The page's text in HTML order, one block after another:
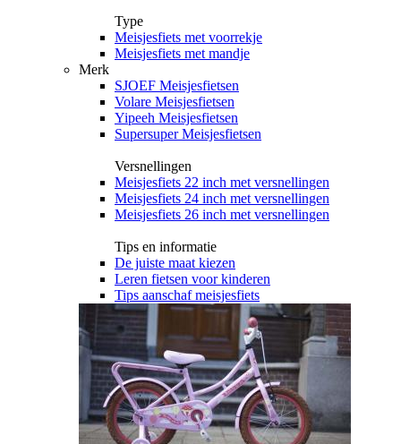
Type
Meisjesfiets met voorrekje
Meisjesfiets met mandje
Merk
SJOEF Meisjesfietsen
Volare Meisjesfietsen
Yipeeh Meisjesfietsen
Supersuper Meisjesfietsen
Versnellingen
Meisjesfiets 22 inch met versnellingen
Meisjesfiets 24 inch met versnellingen
Meisjesfiets 26 inch met versnellingen
Tips en informatie
De juiste maat kiezen
Leren fietsen voor kinderen
Tips aanschaf meisjesfiets